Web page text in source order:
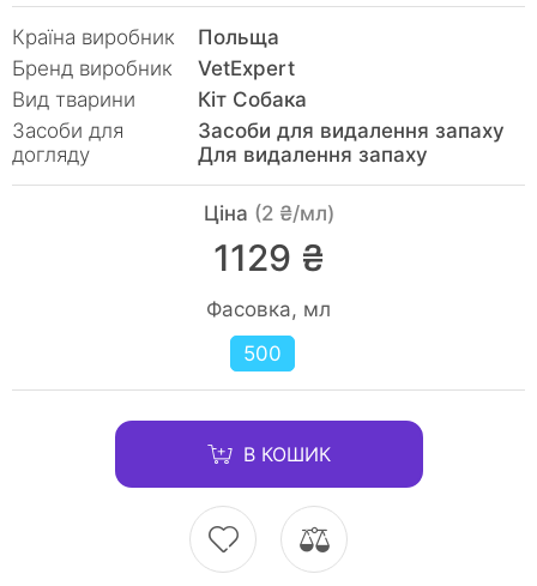
Країна виробник
Польща
Бренд виробник
VetExpert
Вид тварини
Кiт Собака
Засоби для
догляду
Засоби для видалення запаху
Для видалення запаху
Ціна (2 ₴/мл)
1129 ₴
Фасовка, мл
500
В КОШИК